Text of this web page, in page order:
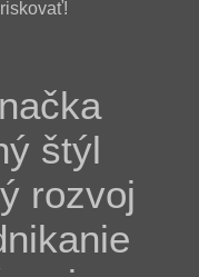
štýl
rozvoj